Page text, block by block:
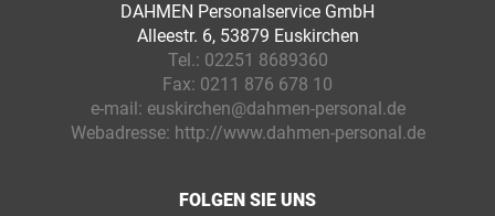
DAHMEN Personalservice GmbH
Alleestr. 6, 53879 Euskirchen
Tel.: 02251 8689360
Fax: 0211 876 678 10
e-mail: euskirchen@dahmen-personal.de
Webadresse: http://www.dahmen-personal.de
FOLGEN SIE UNS